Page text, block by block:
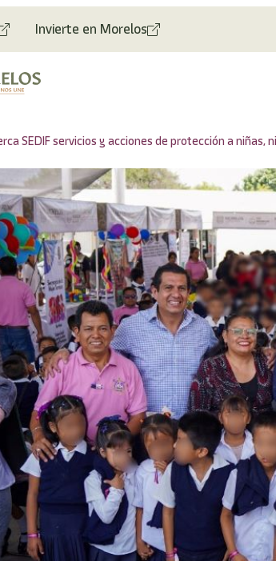
Invierte en Morelos
SEDIF servicios y acciones de protección a niñas,